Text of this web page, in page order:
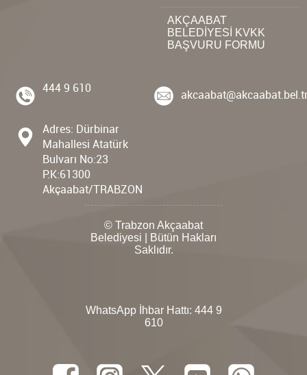
AKÇAABAT
BELEDİYESİ KVKK
BAŞVURU FORMU
444 9 610
Adres: Dürbinar
Mahallesi Atatürk
Bulvarı No:23
P.K:61300
Akçaabat/TRABZON
© Trabzon Akçaabat
Belediyesi | Bütün Hakları
Saklıdır.
WhatsApp İhbar Hattı: 444 9
610